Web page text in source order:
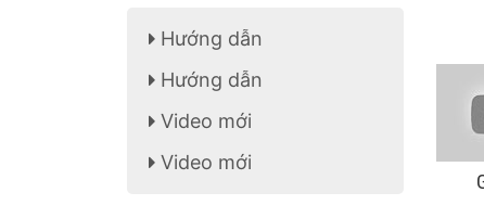
Hướng dẫn
Hướng dẫn
Video mới
Video mới